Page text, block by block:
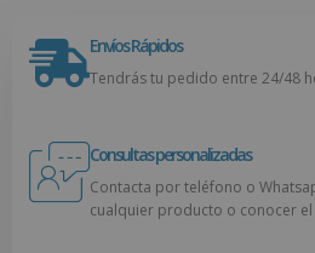
Envíos Rápidos
Tendrás tu pedido entre 24/48
Consultas personalizadas
Contacta por teléfono o
cualquier producto o conocer